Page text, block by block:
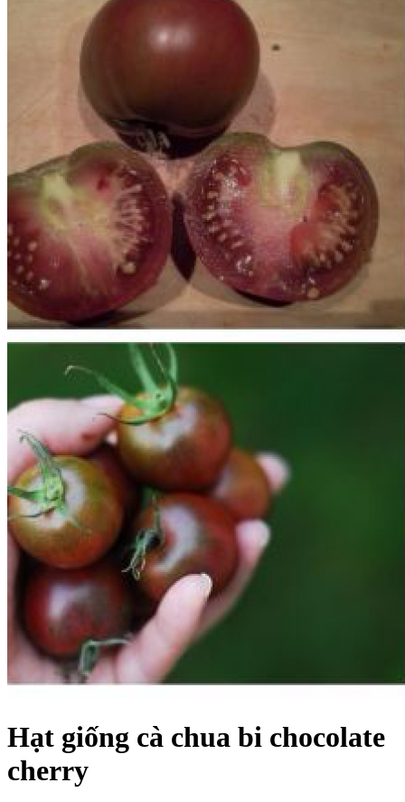
Hạt giống cà chua bi chocolate
cherry